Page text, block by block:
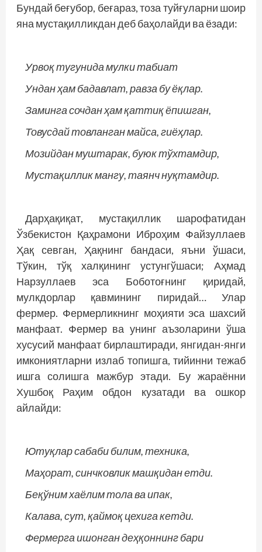
Бундай беғубор, беғараз, тоза туйғуларни шоир
яна мус­тақилликдан деб баҳолайди ва ёзади:
Урвоқ тугунида мулки табиат
Ундан ҳам бадавлат, равза бу ёқлар.
Заминга сочдан ҳам қаттиқ ёпишган,
Товусдай товланган майса, гиёҳлар.
Мозийдан муштарак, буюк тўхтамдир,
Мустақиллик мангу, таянч нуқтамдир.
Дарҳақиқат, мустақиллик шарофатидан
Ўзбекистон Қаҳрамони Иброҳим Файзуллаев
Ҳақ севган, Ҳақнинг бандаси, яъни ўшаси,
Тўкин, тўқ халқининг устунгўшаси; Аҳмад
Нарзуллаев эса Боботоғнинг қиридай,
мулкдорлар қавмининг пиридай… Улар
фермер. Фермерликнинг моҳияти эса шахсий
манфаат. Фермер ва унинг аъзоларини ўша
хусусий манфаат бирлаштиради, янгидан-янги
имкониятларни излаб топишга, тийинни тежаб
ишга солишга мажбур этади. Бу жараённи
Хушбоқ Раҳим обдон кузатади ва ошкор
айлайди:
Ютуқлар сабаби билим, техника,
Маҳорат, синчковлик машқидан етди.
Беқўним хаёлим тола ва ипак,
Калава, сут, қаймоқ цехига кетди.
Фермерга ишонган деҳқоннинг бари